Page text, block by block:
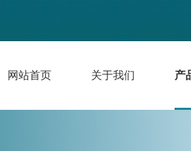
网站首页 关于我们 产